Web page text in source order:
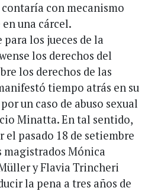
con mecanismo
una cárcel.
para los jueces de la
los derechos del
los derechos de las
tiempo atrás en su
un caso de abuso sexual
Minatta. En tal sentido,
el pasado 18 de setiembre
magistrados Mónica
y Flavia Trincheri
la pena a tres años de